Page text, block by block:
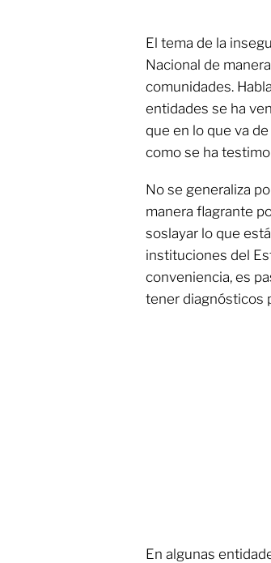
El tema de la
Nacional de
comunidades.
entidades se ha
que en lo que va
como se ha
No se generaliza
manera flagrante
soslayar lo que
instituciones del
conveniencia, es
tener diagnósticos
En algunas